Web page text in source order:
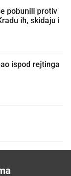
ih, skidaju i
ispod rejtinga